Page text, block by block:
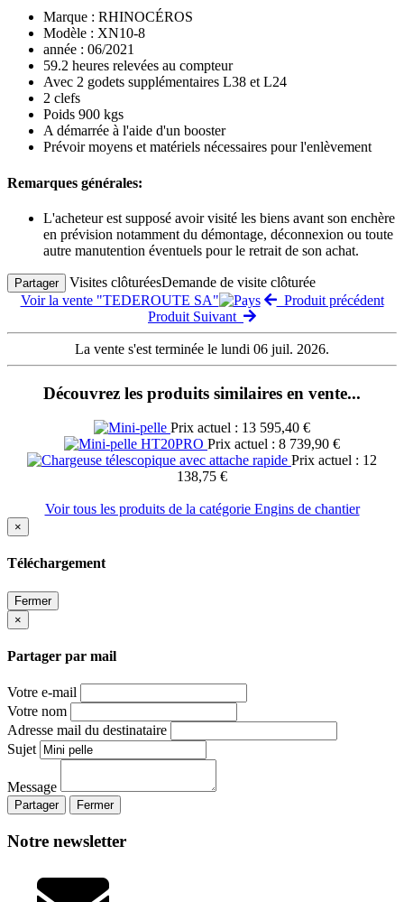
Marque : RHINOCÉROS
Modèle : XN10-8
année : 06/2021
59.2 heures relevées au compteur
Avec 2 godets supplémentaires L38 et L24
2 clefs
Poids 900 kgs
A démarrée à l'aide d'un booster
Prévoir moyens et matériels nécessaires pour l'enlèvement
Remarques générales:
L'acheteur est supposé avoir visité les biens avant son enchère
en prévision notamment du démontage, déconnexion ou toute
autre manutention éventuels pour le retrait de son achat.
Partager Visites clôturéesDemande de visite clôturée
Voir la vente "TEDEROUTE SA"
Produit précédent
Produit Suivant
La vente s'est terminée le lundi 06 juil. 2026.
Découvrez les produits similaires en vente...
Prix actuel : 13 595,40 €
Prix actuel : 8 739,90 €
Prix actuel : 12
138,75 €
Voir tous les produits de la catégorie Engins de chantier
×
Téléchargement
Fermer
×
Partager par mail
Votre e-mail
Votre nom
Adresse mail du destinataire
Sujet
Message
Partager Fermer
Notre newsletter